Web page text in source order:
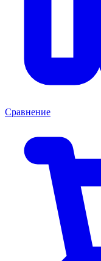
Сравнение